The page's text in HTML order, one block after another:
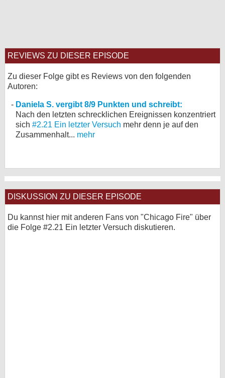
REVIEWS ZU DIESER EPISODE
Zu dieser Folge gibt es Reviews von den folgenden
Autoren:
Daniela S. vergibt 8/9 Punkten und schreibt:
Nach den letzten schrecklichen Ereignissen konzentriert
sich #2.21 Ein letzter Versuch mehr denn je auf den
Zusammenhalt... mehr
DISKUSSION ZU DIESER EPISODE
Du kannst hier mit anderen Fans von "Chicago Fire" über
die Folge #2.21 Ein letzter Versuch diskutieren.